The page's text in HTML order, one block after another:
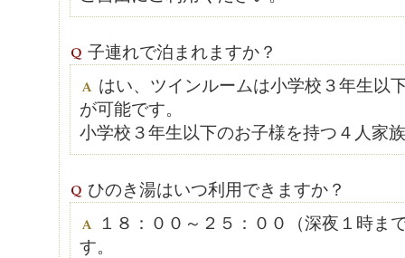
子連れで泊まれますか？
はい、ツインルームは小学校３年生以
が可能です。
小学校３年生以下のお子様を持つ４人家
ひのき湯はいつ利用できますか？
１８：００～２５：００（深夜１時ま
す。